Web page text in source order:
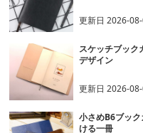
更新日2026-
スケッチブック
デザイン
更新日2026-
小さめB6ブッ
ける一冊